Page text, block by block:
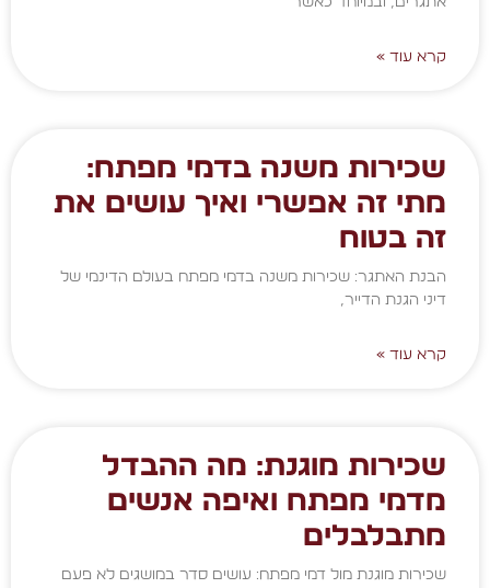
קרא עוד »
שכירות משנה בדמי מפתח:
מתי זה אפשרי ואיך עושים את
זה בטוח
הבנת האתגר: שכירות משנה בדמי מפתח בעולם הדינמי של
דיני הגנת הדייר,
קרא עוד »
שכירות מוגנת: מה ההבדל
מדמי מפתח ואיפה אנשים
מתבלבלים
שכירות מוגנת מול דמי מפתח: עושים סדר במושגים לא פעם